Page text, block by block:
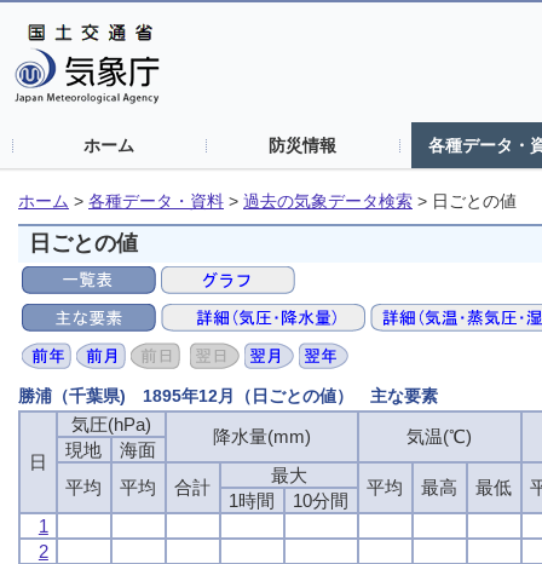
ホーム 防災情報 各種データ・
ホーム > 各種データ・資料 > 過去の気象データ検索 > 日ごとの値
日ごとの値
勝浦（千葉県) 1895年12月（日ごとの値） 主な要素
日
気圧(hPa)
降水量(mm) 気温(℃)
現地
海面
平均
平均 合計
最大
平均 最高 最低
1時間
10分間
1
2
日
気圧(hPa)
降水量(mm) 気温(℃)
現地
海面
平均
平均 合計
最大
平均 最高 最低
1時間
10分間
1
2
日
気圧(hPa)
降水量(mm) 気温(℃)
現地
海面
平均
平均 合計
最大
平均 最高 最低
1時間
10分間
1
2
日
気圧(hPa)
降水量(mm) 気温(℃)
現地
海面
平均
平均 合計
最大
平均 最高 最低
1時間
10分間
1
2